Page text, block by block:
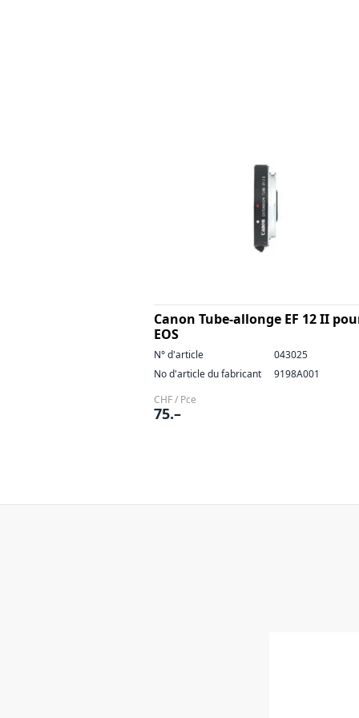
Canon Tube-allonge EF 12 II
EOS
N° d'article
043025
No d'article du fabricant
9198A001
CHF / Pce
75.–